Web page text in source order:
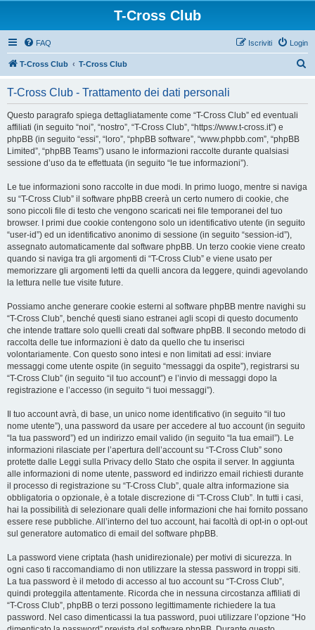
T-Cross Club
FAQ Login
Iscriviti
T-Cross Club T-Cross Club
T-Cross Club - Trattamento dei dati personali
Questo paragrafo spiega dettagliatamente come “T-Cross Club” ed eventuali
affiliati (in seguito “noi”, “nostro”, “T-Cross Club”, “https://www.t-cross.it”) e
phpBB (in seguito “essi”, “loro”, “phpBB software”, “www.phpbb.com”, “phpBB
Limited”, “phpBB Teams”) usano le informazioni raccolte durante qualsiasi
sessione d’uso da te effettuata (in seguito “le tue informazioni”).
Le tue informazioni sono raccolte in due modi. In primo luogo, mentre si naviga
su “T-Cross Club” il software phpBB creerà un certo numero di cookie, che
sono piccoli file di testo che vengono scaricati nei file temporanei del tuo
browser. I primi due cookie contengono solo un identificativo utente (in seguito
“user-id”) ed un identificativo anonimo di sessione (in seguito “session-id”),
assegnato automaticamente dal software phpBB. Un terzo cookie viene creato
quando si naviga tra gli argomenti di “T-Cross Club” e viene usato per
memorizzare gli argomenti letti da quelli ancora da leggere, quindi agevolando
la lettura nelle tue visite future.
Possiamo anche generare cookie esterni al software phpBB mentre navighi su
“T-Cross Club”, benché questi siano estranei agli scopi di questo documento
che intende trattare solo quelli creati dal software phpBB. Il secondo metodo di
raccolta delle tue informazioni è dato da quello che tu inserisci
volontariamente. Con questo sono intesi e non limitati ad essi: inviare
messaggi come utente ospite (in seguito “messaggi da ospite”), registrarsi su
“T-Cross Club” (in seguito “il tuo account”) e l’invio di messaggi dopo la
registrazione e l’accesso (in seguito “i tuoi messaggi”).
Il tuo account avrà, di base, un unico nome identificativo (in seguito “il tuo
nome utente”), una password da usare per accedere al tuo account (in seguito
“la tua password”) ed un indirizzo email valido (in seguito “la tua email”). Le
informazioni rilasciate per l’apertura dell’account su “T-Cross Club” sono
protette dalle Leggi sulla Privacy dello Stato che ospita il server. In aggiunta
alle informazioni di nome utente, password ed indirizzo email richiesti durante
il processo di registrazione su “T-Cross Club”, quale altra informazione sia
obbligatoria o opzionale, è a totale discrezione di “T-Cross Club”. In tutti i casi,
hai la possibilità di selezionare quali delle informazioni che hai fornito possano
essere rese pubbliche. All’interno del tuo account, hai facoltà di opt-in o opt-out
sul generatore automatico di email del software phpBB.
La password viene criptata (hash unidirezionale) per motivi di sicurezza. In
ogni caso ti raccomandiamo di non utilizzare la stessa password in troppi siti.
La tua password è il metodo di accesso al tuo account su “T-Cross Club”,
quindi proteggila attentamente. Ricorda che in nessuna circostanza affiliati di
“T-Cross Club”, phpBB o terzi possono legittimamente richiedere la tua
password. Nel caso dimenticassi la tua password, puoi utilizzare l’opzione “Ho